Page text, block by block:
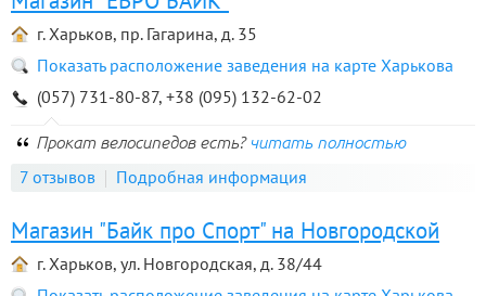
г. Харьков, пр. Гагарина, д. 35
Показать расположение заведения на карте Харькова
(057) 731-80-87, +38 (095) 132-62-02
Прокат велосипедов есть? читать полностью
7 отзывов Подробная информация
Магазин "Байк про Спорт" на Новгородской
г. Харьков, ул. Новгородская, д. 38/44